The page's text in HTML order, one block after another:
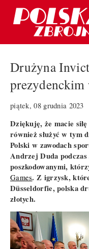
Drużyna
prezydenckim
piątek, 08 grudnia 2023
Dziękuję, że macie
również służyć w tym
Polski w zawodach
Andrzej Duda
poszkodowanymi,
Games. Z igrzysk,
Düsseldorfie, polska
złotych.